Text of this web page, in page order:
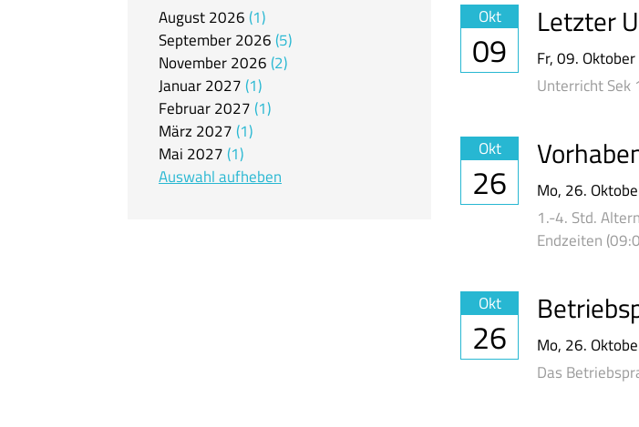
August2026 1
September2026 5
November2026 2
Januar2027 1
Februar2027 1
März 2027 1
Mai 2027 1
Auswahl aufheben
Okt
09
Letzter
Fr,09.
Unterricht Sek
Okt
26 Mo, 26.
1.-4. Std.
Endzeiten
Okt
26 Mo, 26.
Das